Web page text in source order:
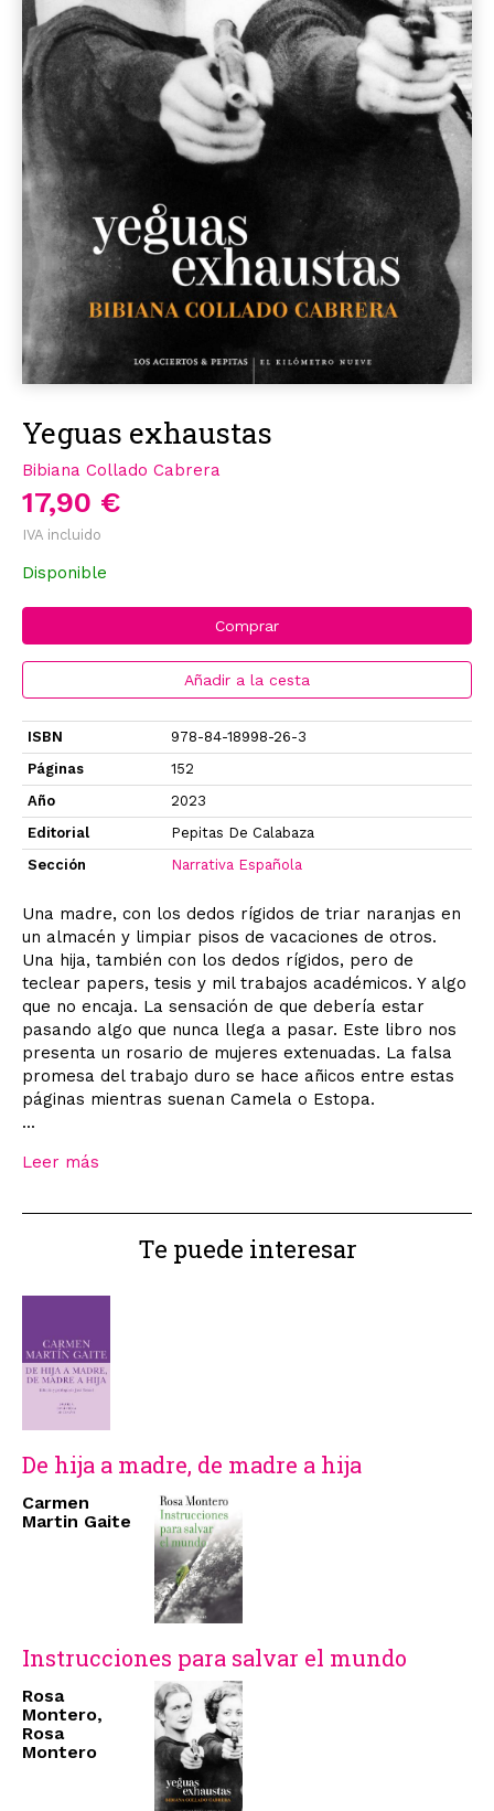
Yeguas exhaustas
Bibiana Collado Cabrera
17,90 €
IVA incluido
Disponible
Comprar
Añadir a la cesta
ISBN
978-84-18998-26-3
Páginas
152
Año
2023
Editorial
Pepitas De Calabaza
Sección
Narrativa Española
Una madre, con los dedos rígidos de triar naranjas en
un almacén y limpiar pisos de vacaciones de otros.
Una hija, también con los dedos rígidos, pero de
teclear papers, tesis y mil trabajos académicos. Y algo
que no encaja. La sensación de que debería estar
pasando algo que nunca llega a pasar. Este libro nos
presenta un rosario de mujeres extenuadas. La falsa
promesa del trabajo duro se hace añicos entre estas
páginas mientras suenan Camela o Estopa.
...
Leer más
Te puede interesar
De hija a madre, de madre a hija
Carmen
Martin Gaite
Instrucciones para salvar el mundo
Rosa
Montero,
Rosa
Montero